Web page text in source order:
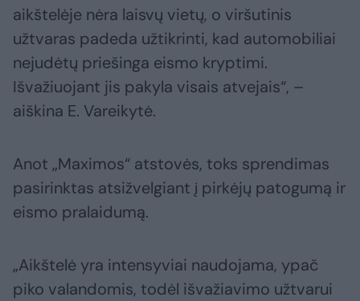
aikštelėje nėra laisvų vietų, o viršutinis
užtvaras padeda užtikrinti, kad automobiliai
nejudėtų priešinga eismo kryptimi.
Išvažiuojant jis pakyla visais atvejais“, –
aiškina E. Vareikytė.
Anot „Maximos“ atstovės, toks sprendimas
pasirinktas atsižvelgiant į pirkėjų patogumą ir
eismo pralaidumą.
„Aikštelė yra intensyviai naudojama, ypač
piko valandomis, todėl išvažiavimo užtvarui